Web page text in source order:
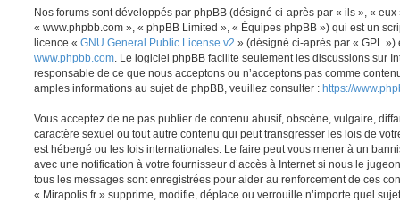
Nos forums sont développés par phpBB (désigné ci-après par « ils », «
« www.phpbb.com », « phpBB Limited », « Équipes phpBB ») qui est un
licence « GNU General Public License v2 » (désigné ci-après par « GPL
www.phpbb.com . Le logiciel phpBB facilite seulement les discussions sur
responsable de ce que nous acceptons ou n’acceptons pas comme
amples informations au sujet de phpBB, veuillez consulter : https://
Vous acceptez de ne pas publier de contenu abusif, obscène, vulgaire,
caractère sexuel ou tout autre contenu qui peut transgresser les lois de
est hébergé ou les lois internationales. Le faire peut vous mener à un
avec une notification à votre fournisseur d’accès à Internet si nous le
tous les messages sont enregistrées pour aider au renforcement de ces
« Mirapolis.fr » supprime, modifie, déplace ou verrouille n’importe quel